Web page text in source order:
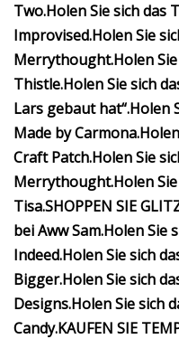
Two.Holen Sie sich das
Improvised.Holen Sie
Merrythought.Holen
Thistle.Holen Sie sich
Lars gebaut hat“.Holen
Made by Carmona.
Craft Patch.Holen Sie
Merrythought.Holen
Tisa.SHOPPEN SIE
bei Aww Sam.Holen Sie
Indeed.Holen Sie sich
Bigger.Holen Sie sich
Designs.Holen Sie sich
Candy.KAUFEN SIE